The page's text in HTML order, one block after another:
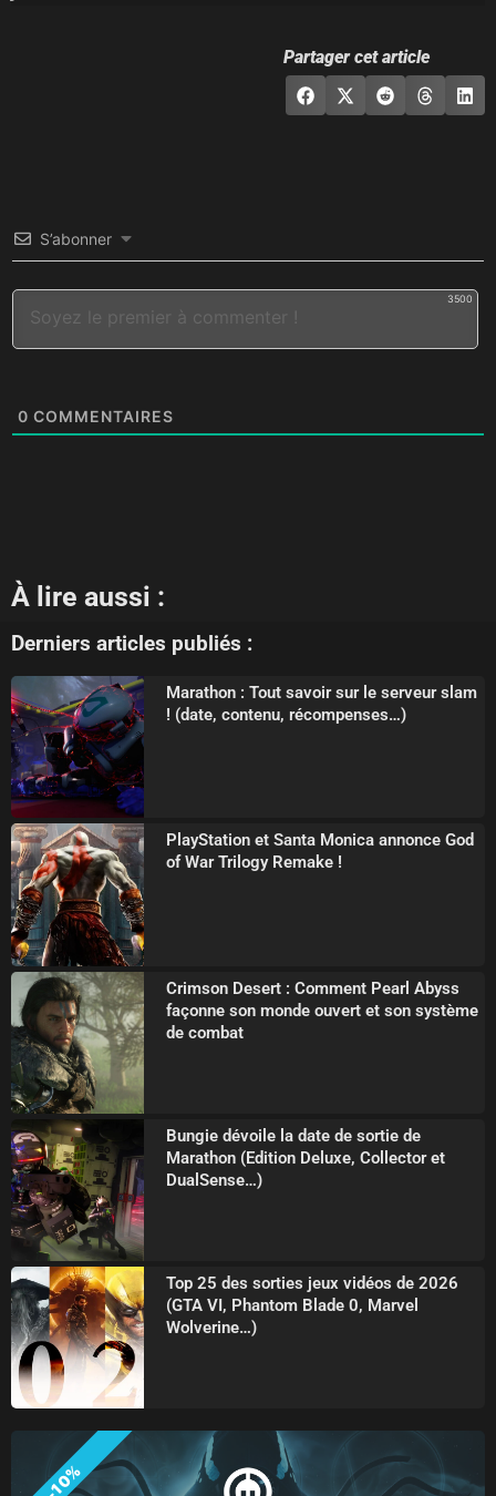
Partager cet article
S’abonner
3500
0 COMMENTAIRES
À lire aussi :
Derniers articles publiés :
Marathon : Tout savoir sur le serveur slam
! (date, contenu, récompenses…)
PlayStation et Santa Monica annonce God
of War Trilogy Remake !
Crimson Desert : Comment Pearl Abyss
façonne son monde ouvert et son système
de combat
Bungie dévoile la date de sortie de
Marathon (Edition Deluxe, Collector et
DualSense…)
Top 25 des sorties jeux vidéos de 2026
(GTA VI, Phantom Blade 0, Marvel
Wolverine…)
-10%